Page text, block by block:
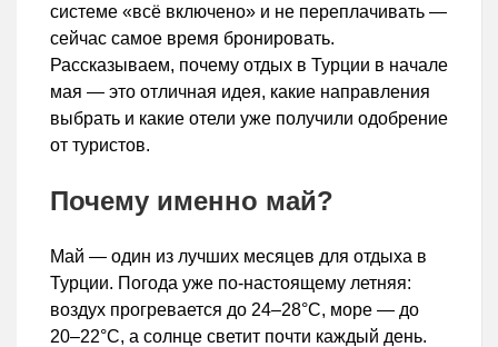
системе «всё включено» и не переплачивать —
сейчас самое время бронировать.
Рассказываем, почему отдых в Турции в начале
мая — это отличная идея, какие направления
выбрать и какие отели уже получили одобрение
от туристов.
Почему именно май?
Май — один из лучших месяцев для отдыха в
Турции. Погода уже по-настоящему летняя:
воздух прогревается до 24–28°C, море — до
20–22°C, а солнце светит почти каждый день.